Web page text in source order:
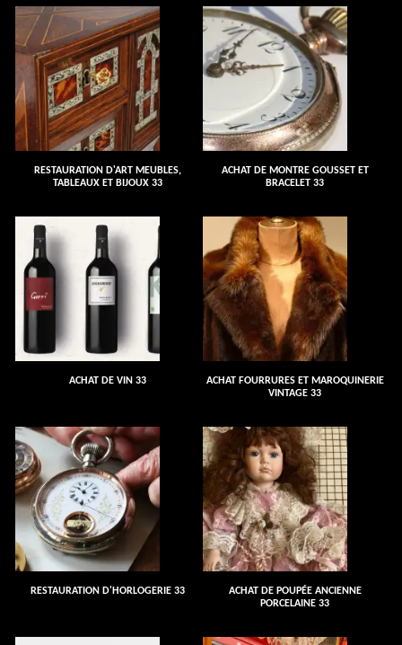
RESTAURATION D'ART MEUBLES,
TABLEAUX ET BIJOUX 33
ACHAT DE MONTRE GOUSSET ET
BRACELET 33
ACHAT DE VIN 33
ACHAT FOURRURES ET MAROQUINERIE
VINTAGE 33
RESTAURATION D'HORLOGERIE 33
ACHAT DE POUPÉE ANCIENNE
PORCELAINE 33